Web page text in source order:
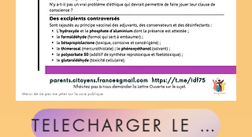
TELECHARGER LE DOCUMENT